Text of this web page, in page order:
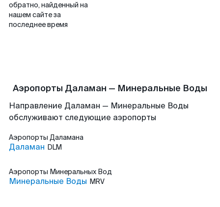
обратно, найденный на
нашем сайте за
последнее время
Аэропорты Даламан — Минеральные Воды
Направление Даламан — Минеральные Воды
обслуживают следующие аэропорты
Аэропорты Даламана
Даламан DLM
Аэропорты Минеральных Вод
Минеральные Воды MRV